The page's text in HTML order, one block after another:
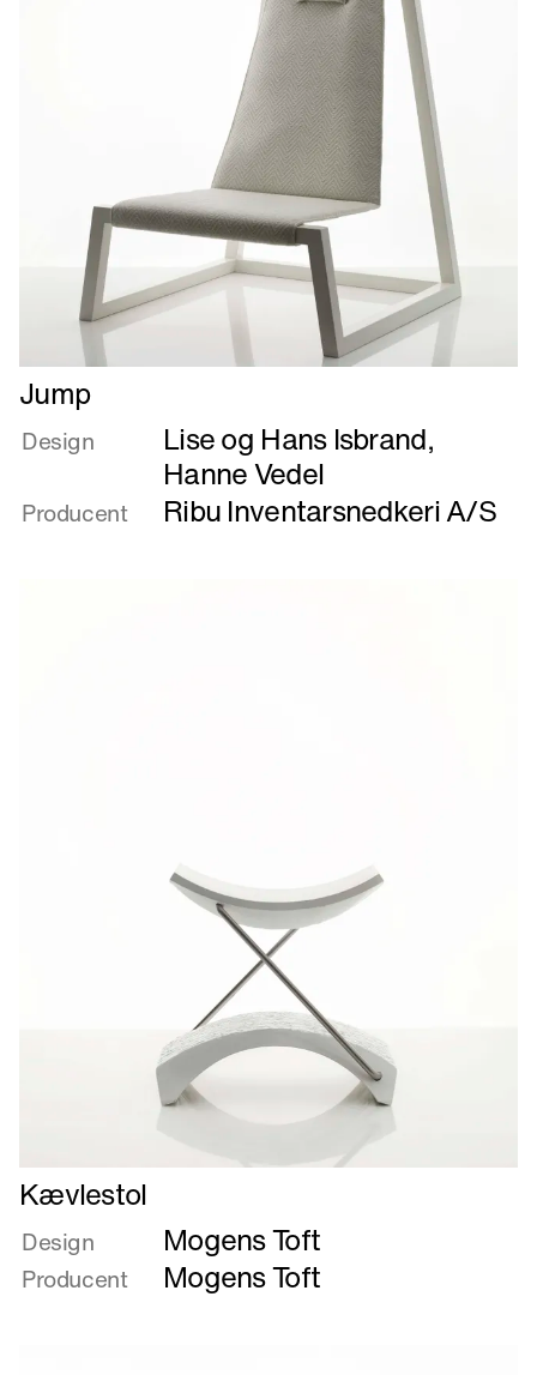
Læs
mere
om
Jump
Design Lise og Hans Isbrand,
Hanne Vedel
Producent Ribu Inventarsnedkeri A/S
Læs
mere
om
Kævlestol
Kævlestol
Design Mogens Toft
Producent Mogens Toft